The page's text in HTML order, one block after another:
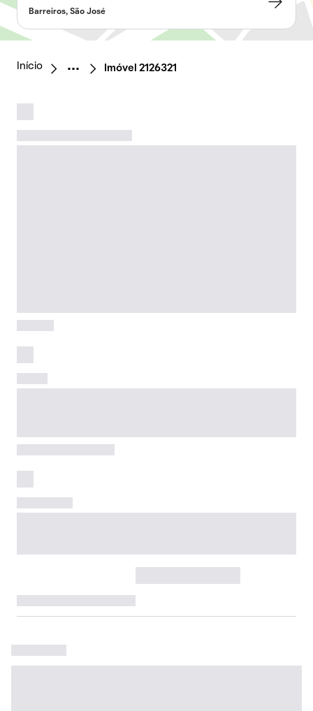
Barreiros, São José
Início Imóvel 2126321